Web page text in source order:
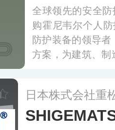
全球领先的安全
购霍尼韦尔个人
防护装备的领导
方案，为建筑、
中国和亚太地区
PIP致力于提供创
日本株式会社重